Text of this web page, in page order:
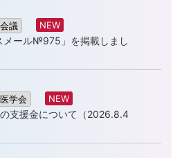
議 NEW
メール№975」を掲載しまし
学会 NEW
支援金について（2026.8.4